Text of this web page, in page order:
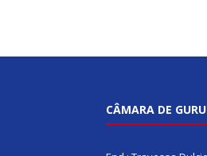
CÂMARA DE